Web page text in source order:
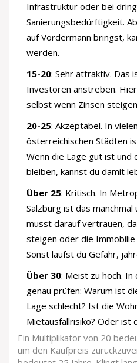
Infrastruktur oder bei
Sanierungsbedürftigkeit.
auf Vordermann bringst,
werden.
15-20: Sehr attraktiv. Das
Investoren anstreben.
selbst wenn Zinsen
20-25: Akzeptabel. In
österreichischen Städten
Wenn die Lage gut ist
bleiben, kannst du damit
Über 25: Kritisch. In
Salzburg ist das
musst darauf vertrauen,
steigen oder die
Sonst läufst du Gefahr,
Über 30: Meist zu hoch.
genau prüfen: Warum ist
Lage schlecht? Ist die
Mietausfallrisiko? Oder ist
Ein Multiplikator von 20
um den Kaufpreis